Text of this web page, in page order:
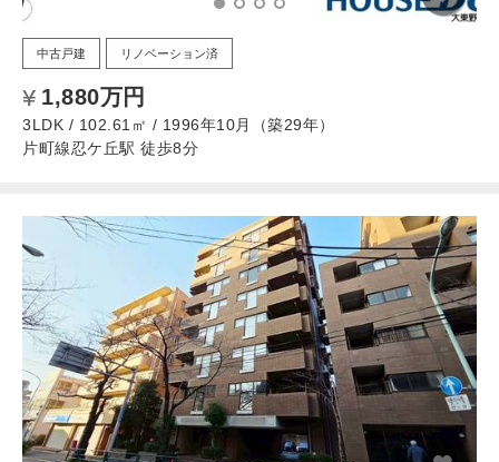
中古戸建 リノベーション済
1,880万円
3LDK / 102.61㎡ / 1996年10月（築29年）
片町線忍ケ丘駅 徒歩8分